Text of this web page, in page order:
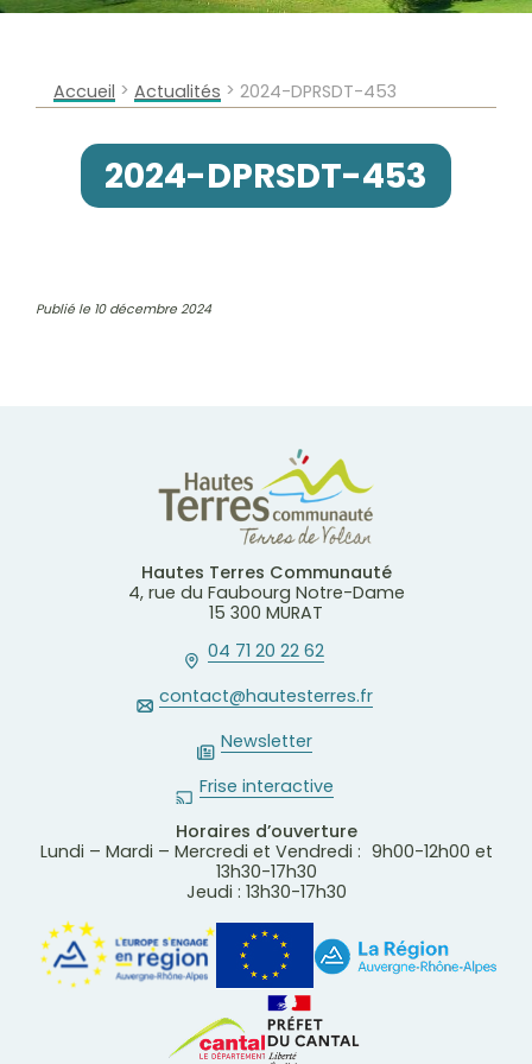
Accueil > Actualités > 2024-DPRSDT-453
2024-DPRSDT-453
Publié le 10 décembre 2024
Hautes Terres Communauté
4, rue du Faubourg Notre-Dame
15 300 MURAT
04 71 20 22 62
contact@hautesterres.fr
Newsletter
Frise interactive
Horaires d’ouverture
Lundi – Mardi – Mercredi et Vendredi : 9h00-12h00 et
13h30-17h30
Jeudi : 13h30-17h30